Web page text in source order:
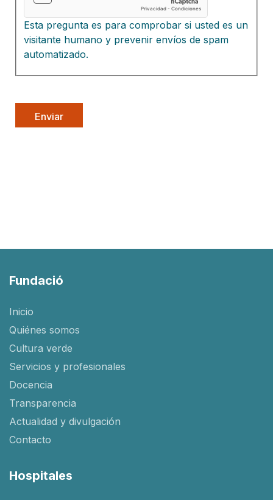
Esta pregunta es para comprobar si usted es un
visitante humano y prevenir envíos de spam
automatizado.
Fundació
Inicio
Quiénes somos
Cultura verde
Servicios y profesionales
Docencia
Transparencia
Actualidad y divulgación
Contacto
Hospitales